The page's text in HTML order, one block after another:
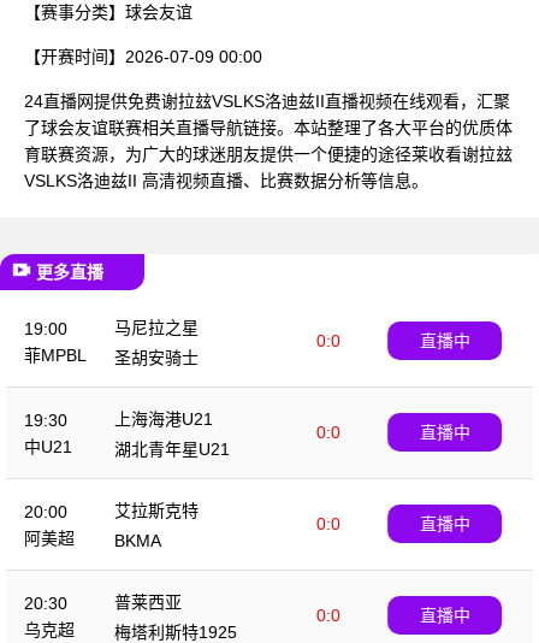
【赛事分类】 球会友谊
【开赛时间】 2026-07-09 00:00
24直播网提供免费谢拉玆VSLKS洛迪兹II直播视频在线观看，汇聚
了球会友谊联赛相关直播导航链接。本站整理了各大平台的优质体
育联赛资源，为广大的球迷朋友提供一个便捷的途径莱收看谢拉玆
VSLKS洛迪兹II 高清视频直播、比赛数据分析等信息。
更多直播
19:00
菲MPBL
马尼拉之星
0:0
圣胡安骑士
直播中
19:30
中U21
上海海港U21
0:0
湖北青年星U21
直播中
20:00
阿美超
艾拉斯克特
0:0
BKMA
直播中
20:30
乌克超
普莱西亚
0:0
梅塔利斯特1925
直播中